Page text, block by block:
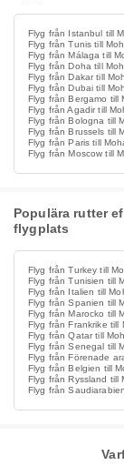
Flyg från Istanbul till
Flyg från Tunis till
Flyg från Málaga till
Flyg från Doha till
Flyg från Dakar till
Flyg från Dubai till
Flyg från Bergamo till
Flyg från Agadir till
Flyg från Bologna till
Flyg från Brussels till
Flyg från Paris till
Flyg från Moscow till
Populära rutter
flygplats
Flyg från Turkey till
Flyg från Tunisien till
Flyg från Italien till
Flyg från Spanien till
Flyg från Marocko till
Flyg från Frankrike till
Flyg från Qatar till
Flyg från Senegal till
Flyg från Förenade
Flyg från Belgien till
Flyg från Ryssland till
Flyg från